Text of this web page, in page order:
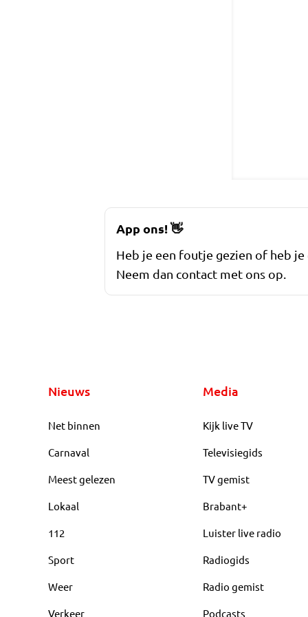
App ons!👋
Heb je een foutje gezien of heb
Neem dan contact met ons op.
Nieuws
Net binnen
Carnaval
Meest gelezen
Lokaal
112
Sport
Weer
Verkeer
Media
Kijk live TV
Televisiegids
TV gemist
Brabant+
Luister live radio
Radiogids
Radio gemist
Podcasts